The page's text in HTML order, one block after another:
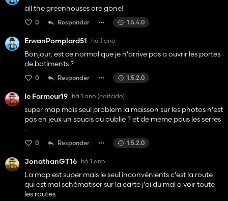
all the greenhouses are gone!
0 Responder 1.5.4.0
ErwanPomplard51 há 1 ano
Bonjour, est ce normal que je n'arrive pas a ouvrir les portes
de batiments ?
0 Responder 1.5.2.0
le Farmeur19 há 1 ano (editado)
super map mais seul problem la maisson sur les photos n'est
pas en jeux un soucis ou oublie ? et de meme pous les serres
.
0 Responder 1.5.2.0
JonathanGT16 há 1 ano
La map est super mais le seul inconvénients c'est la route
qui est mal schématiser sur la carte j'ai du mal a voir toute
les routes